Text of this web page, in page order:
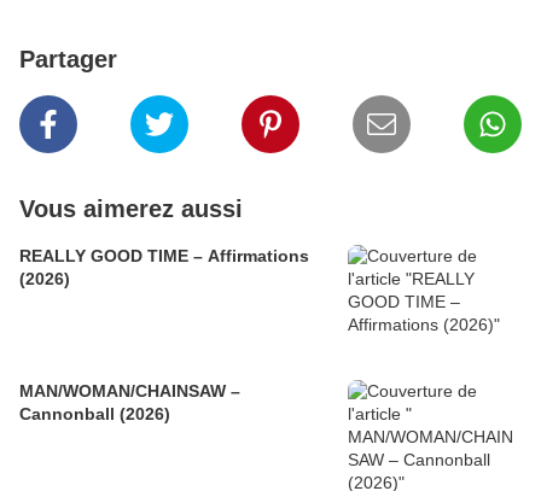
Partager
Vous aimerez aussi
REALLY GOOD TIME – Affirmations
(2026)
MAN/WOMAN/CHAINSAW –
Cannonball (2026)